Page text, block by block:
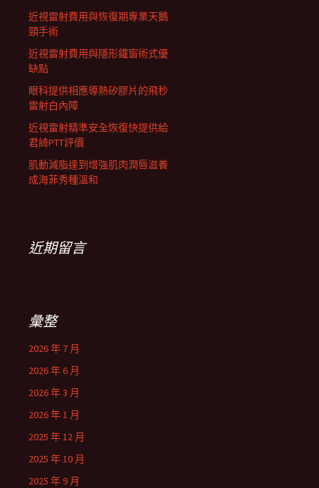
近視雷射費用與恢復期專業天鵝
頸手術
近視雷射費用與隱形鐵窗術式優
缺點
眼科提供相應導熱矽膠片的飛秒
雷射白內障
近視雷射精準安全恢復快提供給
君綺PTT評價
肌動減脂達到增強肌肉潤唇滋養
成海菲秀種溫和
近期留言
彙整
2026 年 7 月
2026 年 6 月
2026 年 3 月
2026 年 1 月
2025 年 12 月
2025 年 10 月
2025 年 9 月